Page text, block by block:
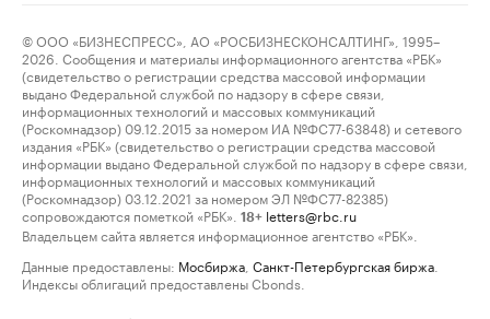
© ООО «БИЗНЕСПРЕСС», АО «РОСБИЗНЕСКОНСАЛТИНГ», 1995–
2026. Сообщения и материалы информационного агентства «РБК»
(свидетельство о регистрации средства массовой информации
выдано Федеральной службой по надзору в сфере связи,
информационных технологий и массовых коммуникаций
(Роскомнадзор) 09.12.2015 за номером ИА №ФС77-63848) и сетевого
издания «РБК» (свидетельство о регистрации средства массовой
информации выдано Федеральной службой по надзору в сфере связи,
информационных технологий и массовых коммуникаций
(Роскомнадзор) 03.12.2021 за номером ЭЛ №ФС77-82385)
сопровождаются пометкой «РБК».
18+ letters@rbc.ru
Владельцем сайта является информационное агентство «РБК».
Данные предоставлены: Мосбиржа Санкт-Петербургская биржа
Индексы облигаций предоставлены Cbonds.